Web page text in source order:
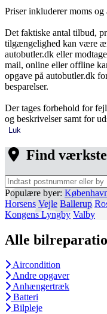
Priser inkluderer moms
Det faktiske antal tilbud,
tilgængelighed kan være
autobutler.dk eller
mail, online eller offline
opgave på autobutler.dk
besparelser.
Der tages forbehold for
og beskrivelser samt for
Luk
Find
Populære byer:
Horsens Vejle Ballerup
Kongens Lyngby Valby
Alle
Aircondition
Andre opgaver
Anhængertræk
Batteri
Bilpleje